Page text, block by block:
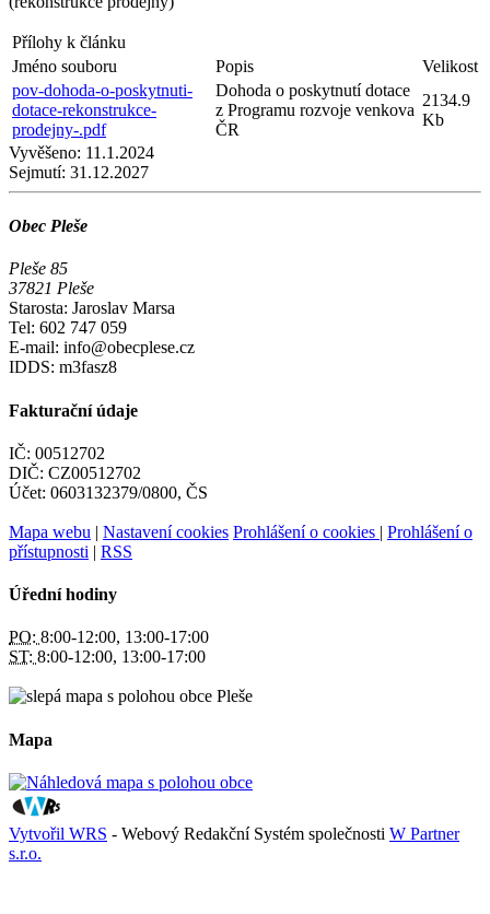
Přílohy k článku
Jméno souboru
Popis
Velikost
pov-dohoda-o-poskytnuti-
dotace-rekonstrukce-
prodejny-.pdf
Dohoda o poskytnutí dotace
z Programu rozvoje venkova
ČR
2134.9
Kb
Vyvěšeno: 11.1.2024
Sejmutí: 31.12.2027
Obec Pleše
Pleše 85
37821 Pleše
Starosta: Jaroslav Marsa
Tel: 602 747 059
E-mail: info@obecplese.cz
IDDS: m3fasz8
Fakturační údaje
IČ: 00512702
DIČ: CZ00512702
Účet: 0603132379/0800, ČS
Mapa webu | Nastavení cookies Prohlášení o cookies | Prohlášení o
přístupnosti | RSS
Úřední hodiny
PO: 8:00-12:00, 13:00-17:00
ST: 8:00-12:00, 13:00-17:00
Mapa
Vytvořil WRS - Webový Redakční Systém společnosti W Partner
s.r.o.